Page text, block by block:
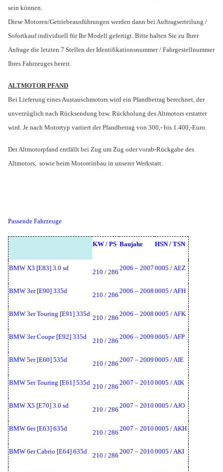
sein können.
Diese Motoren/Getriebeausführungen werden dann bei Auftragserteilung /
Sofortkauf individuell für Ihr Modell gefertigt. Bitte halten Sie zu Ihrer
Anfrage die letzten 7 Stellen der Identifikationsnummer / Fahrgestellnummer
Ihres Fahrzeuges bereit.
ALTMOTOR PFAND
Bei Lieferung eines Austauschmotors wird ein Pfandbetrag berechnet, der
unverzüglich nach Rücksendung bzw. Rückholung des Altmotors erstattet
wird. Je nach Motortyp variiert der Pfandbetrag von 300,- bis 1.400,-Euro.
Der Altmotorpfand entfällt bei Zug um Zug oder vorab-Rückgabe des
Altmotors, sowie beim Motoreinbau in unserer Werkstatt.
Passende Fahrzeuge
KW / PS Baujahr HSN / TSN
BMW X3 [E83] 3.0 sd
210 / 286
2006 – 2007 0005 / AEZ
BMW 3er [E90] 335d
210 / 286
2006 – 2008 0005 / AFH
BMW 3er Touring [E91] 335d
210 / 286
2006 – 2008 0005 / AFK
BMW 3er Coupe [E92] 335d
210 / 286
2006 – 2009 0005 / AFP
BMW 5er [E60] 535d
210 / 286
2007 – 2009 0005 / AIE
BMW 5er Touring [E61] 535d
210 / 286
2007 – 2010 0005 / AIK
BMW X5 [E70] 3.0 sd
210 / 286
2007 – 2010 0005 / AJO
BMW 6er [E63] 635d
210 / 286
2007 – 2010 0005 / AKH
BMW 6er Cabrio [E64] 635d
210 / 286
2007 – 2010 0005 / AKI